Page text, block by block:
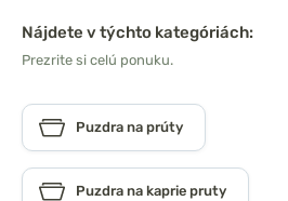
Nájdete v týchto kategóriách:
Prezrite si celú ponuku.
Puzdra na prúty
Puzdra na kaprie pruty